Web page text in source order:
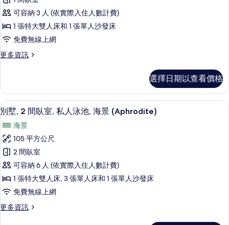
的
詳
情
間
臥
室,
私
泳
池,
海
景
(Erotas)
的
所
有
相
片
可容納 3 人 (依實際入住人數計費)
1 張特大雙人床和 1 張單人沙發床
免費無線上網
更多資訊
更
1
間
臥
室,
私
人
泳
池,
海
景
(Erotas)
的
情
選擇日期以查看價格
顯
示
別
墅,
2
間
臥
室,
私
別墅, 2 間臥室, 私人泳池, 海景
50
別墅, 2 間臥室, 私人泳池, 海景 (Aphrodite)
海景
105 平方公尺
2 間臥室
可容納 6 人 (依實際入住人數計費)
1 張特大雙人床, 3 張單人床和 1 張單人沙發床
免費無線上網
更多資訊
更